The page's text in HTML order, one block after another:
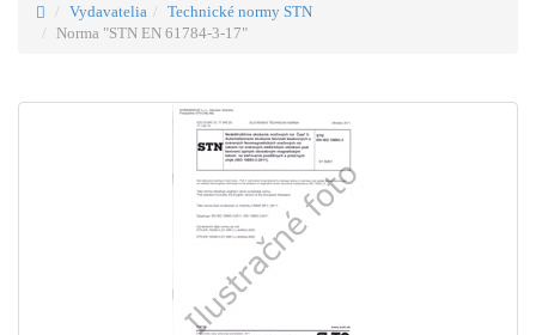
Vydavatelia
Technické normy STN
Norma "STN EN 61784-3-17"